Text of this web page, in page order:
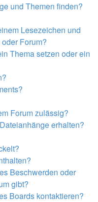
und Themen finden?
Lesezeichen und
Forum?
Thema setzen oder ein
Forum zulässig?
erhalten?
Beschwerden oder
gibt?
Boards kontaktieren?